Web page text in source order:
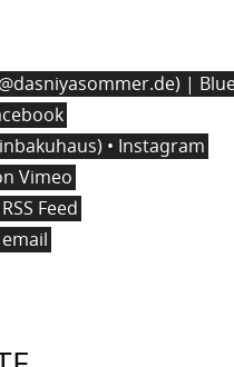
|
• Instagram
Vimeo
Feed